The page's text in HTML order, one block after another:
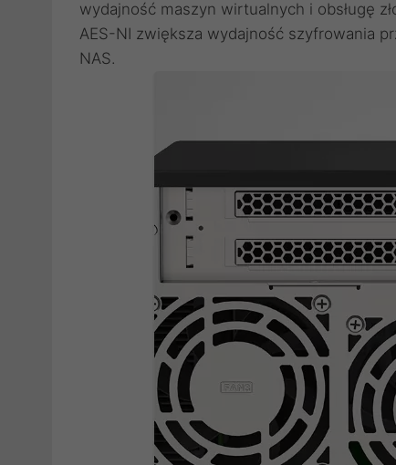
wydajność maszyn wirtualnych i obsługę
AES-NI zwiększa wydajność szyfrowania
NAS.